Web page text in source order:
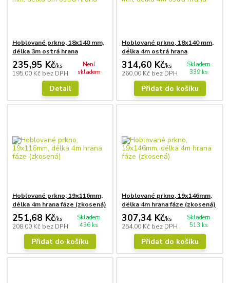
Hoblované prkno, 18x140 mm,
délka 3m ostrá hrana
235,95 Kč/ks
195,00 Kč bez DPH
Není
skladem
Detail
Hoblované prkno, 18x140 mm,
délka 4m ostrá hrana
314,60 Kč/ks
260,00 Kč bez DPH
Skladem
339 ks
Přidat do košíku
Hoblované prkno, 19x116mm,
délka 4m hrana fáze (zkosená)
251,68 Kč/ks
208,00 Kč bez DPH
Skladem
436 ks
Přidat do košíku
Hoblované prkno, 19x146mm,
délka 4m hrana fáze (zkosená)
307,34 Kč/ks
254,00 Kč bez DPH
Skladem
513 ks
Přidat do košíku